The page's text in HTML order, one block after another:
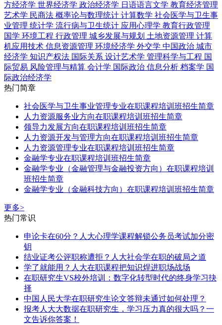
方经济学 世界经济学 政治经济学 日语语言文学 教育经济管理
艺术学 民商法 概率论与数理统计 计算数学 社会医学与卫生事
业管理 统计学 流行病与卫生统计 应用心理学 教育行政管理
国学 环境工程 行政管理 城乡发展与规划 土地资源管理 计算
机应用技术 信息资源管理 环境经济学 外交学 中国政治 城市
经济学 知识产权法 国际关系 设计艺术学 管理科学与工程 国
际贸易 风险管理与精算 会计学 国际政治 信息分析 档案学 国
际政治经济学
热门简章
社会医学与卫生事业管理专业在职课程培训班招生简章
人力资源服务业方向在职课程培训班招生简章
领导力发展方向在职课程培训班招生简章
人力资源开发与管理方向在职课程培训班招生简章
人力资源管理专业在职课程培训班招生简章
金融学专业在职课程培训班招生简章
金融学专业（金融管理与金融投资方向）在职课程培训
班招生简章
​金融学专业（​金融科技方向）在职课程培训班招生简章
更多>
热门常识
申论卡在60分？人大心理学课程解锁公务员考试加分密
钥
结业证考公评职称遭拒？人大社会学在职的破局之道
学了就能用？人大在职课程把知识焊进职场战场
在职研究生VS校外培训：数字化转型时代的终身学习抉
择
中国人民大学在职研究生论文答辩未通过如何处理？
报考人大大数据在职研究生，学习压力真的很大吗？一
文告诉你答案！